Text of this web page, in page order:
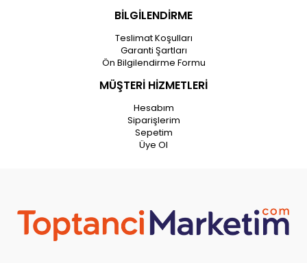
BİLGİLENDİRME
Teslimat Koşulları
Garanti Şartları
Ön Bilgilendirme Formu
MÜŞTERİ HİZMETLERİ
Hesabım
Siparişlerim
Sepetim
Üye Ol